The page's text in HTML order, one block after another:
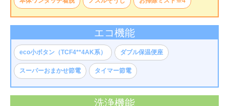
エコ機能
eco小ボタン（TCF4**4AK系） ダブル保温便座
スーパーおまかせ節電 タイマー節電
洗浄機能